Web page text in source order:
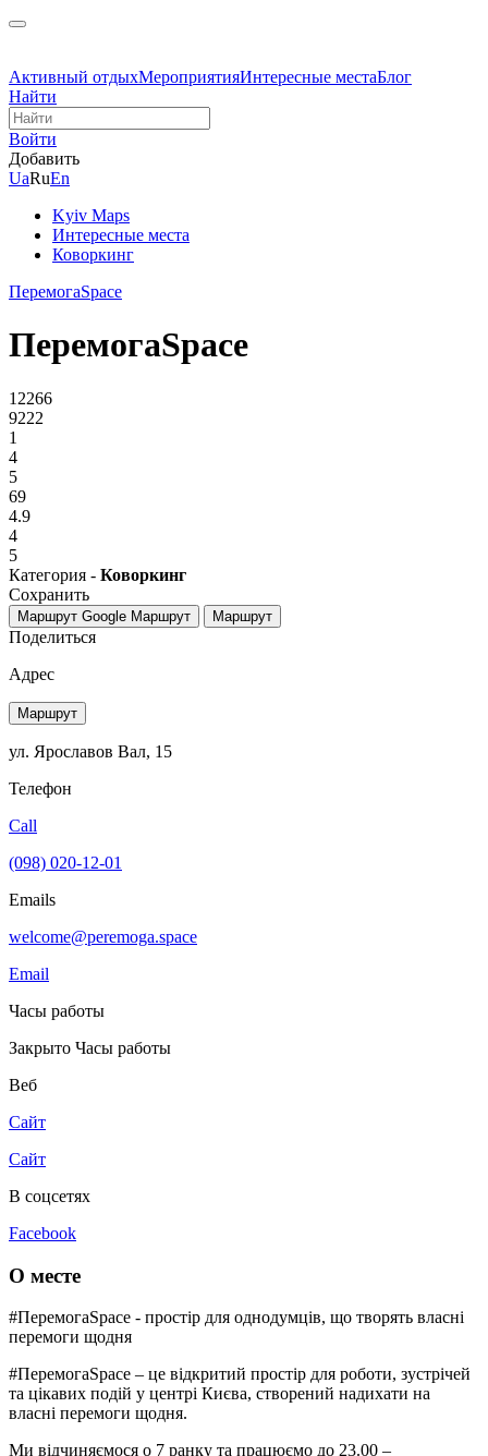
Активный отдыхМероприятияИнтересные местаБлог
Найти
Войти
Добавить
UaRuEn
Kyiv Maps
Интересные места
Коворкинг
ПеремогаSpace
ПеремогаSpace
12266
9222
1
4
5
69
4.9
4
5
Категория - Коворкинг
Сохранить
Маршрут Google Маршрут Маршрут
Поделиться
Адрес
Маршрут
ул. Ярославов Вал, 15
Телефон
Call
(098) 020-12-01
Emails
welcome@peremoga.space
Email
Часы работы
Закрыто Часы работы
Веб
Сайт
Сайт
В соцсетях
Facebook
О месте
#ПеремогаSpace - простір для однодумців, що творять власні
перемоги щодня
#ПеремогаSpace – це відкритий простір для роботи, зустрічей
та цікавих подій у центрі Києва, створений надихати на
власні перемоги щодня.
Ми відчиняємося о 7 ранку та працюємо до 23.00 –